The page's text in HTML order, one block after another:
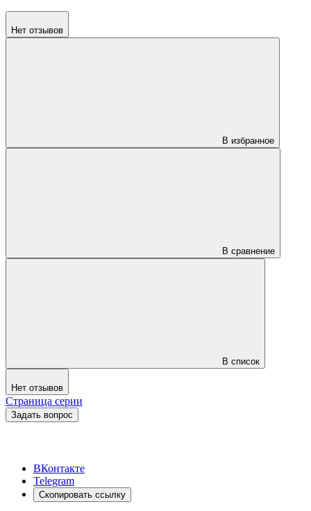
Нет отзывов
В избранное
В сравнение
В список
Нет отзывов
Страница серии
Задать вопрос
ВКонтакте
Telegram
Скопировать ссылку